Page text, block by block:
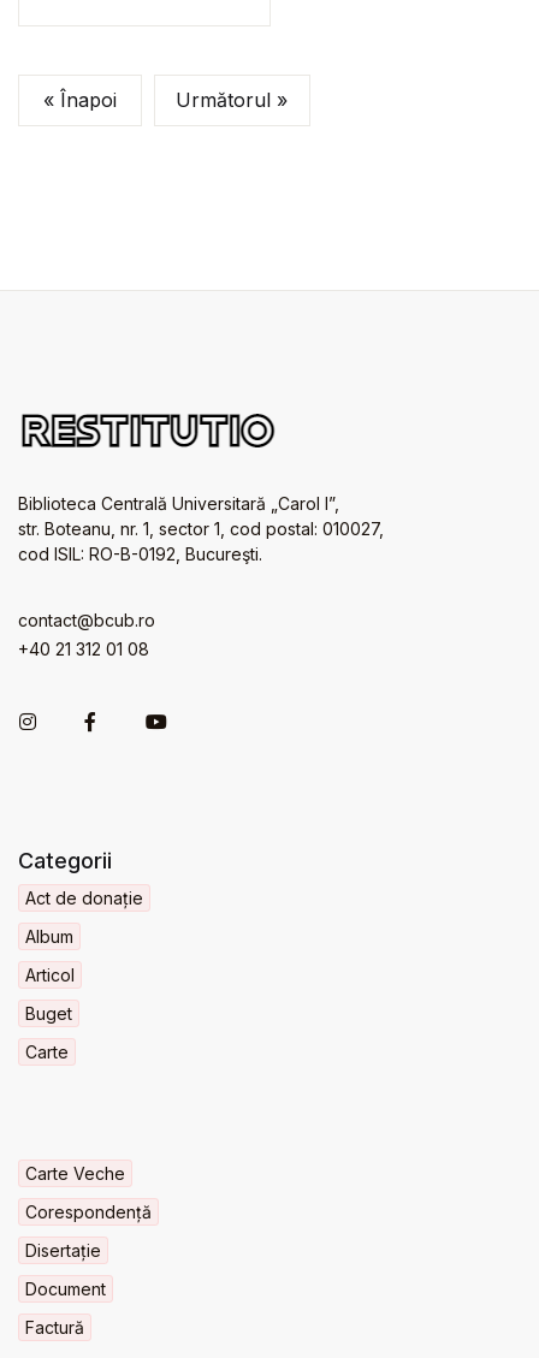
« Înapoi Următorul »
Biblioteca Centrală Universitară „Carol I”,
str. Boteanu, nr. 1, sector 1, cod postal: 010027,
cod ISIL: RO-B-0192, Bucureşti.
contact@bcub.ro
+40 21 312 01 08
Categorii
Act de donație
Album
Articol
Buget
Carte
Carte Veche
Corespondență
Disertație
Document
Factură